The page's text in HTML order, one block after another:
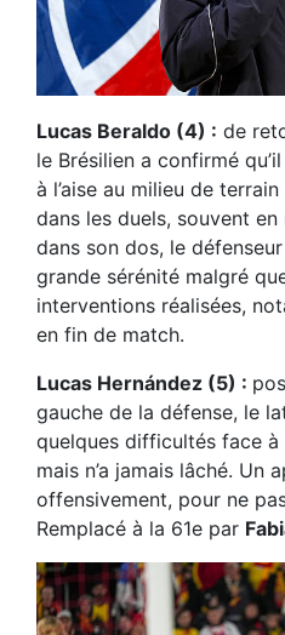
Lucas Beraldo (4) : de
le Brésilien a confirmé
à l’aise au milieu de
dans les duels, souvent
dans son dos, le
grande sérénité malgré
interventions réalisées,
en fin de match.
Lucas Hernández (5) :
gauche de la défense, le
quelques difficultés face à
mais n’a jamais lâché. Un
offensivement, pour ne
Remplacé à la 61e par